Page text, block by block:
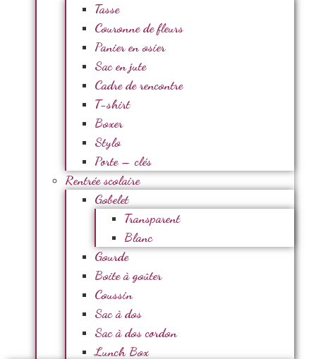
Tasse
Couronne de fleurs
Panier en osier
Sac en jute
Cadre de rencontre
T-shirt
Boxer
Stylo
Porte – clés
Rentrée scolaire
Gobelet
Transparent
Blanc
Gourde
Boite à goûter
Coussin
Sac à dos
Sac à dos cordon
Lunch Box